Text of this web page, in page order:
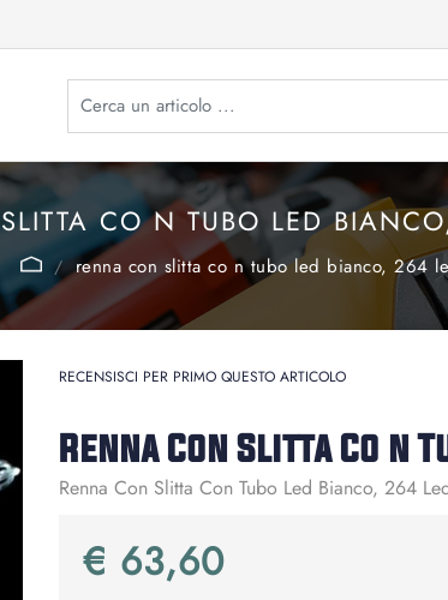
CO N TUBO LED
renna con slitta co n tubo led bianco, 264
RECENSISCI PER PRIMO QUESTO ARTICOLO
Renna Con Slitta Co n
Renna Con Slitta Con Tubo Led Bianco, 264
€ 63,60